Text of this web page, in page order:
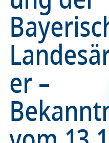
Karriere
Recht
meineBLÄK
Karriere
Recht
meineBLÄK
er –